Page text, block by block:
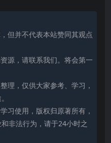
但并不代表本站赞同其观点
源，请联系我们。将会第一
理，仅供大家参考、学习，
习使用，版权归原著所有，
非法行为，请于24小时之